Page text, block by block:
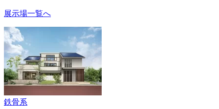
展示場一覧へ
鉄骨系